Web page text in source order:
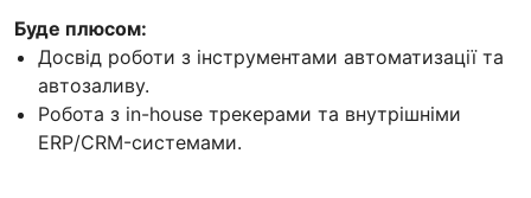
Буде плюсом:
Досвід роботи з інструментами автоматизації та
автозаливу.
Робота з in-house трекерами та внутрішніми
ERP/CRM-системами.